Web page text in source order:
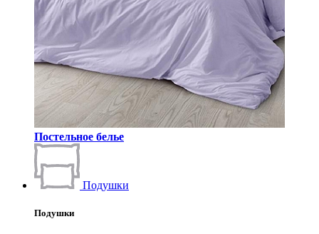
Постельное белье
Подушки
Подушки